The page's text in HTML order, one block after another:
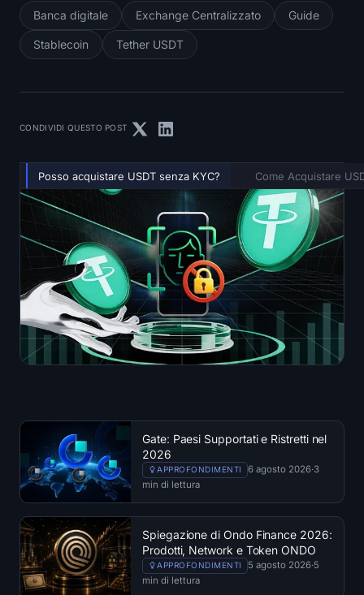
Banca digitale Exchange Centralizzato Guide
Stablecoin Tether USDT
CONDIVIDI QUESTO POST
Posso acquistare USDT senza KYC? Come Acquistare
Gate: Paesi Supportati e Ristretti nel
2026
APPROFONDIMENTI 6 agosto 2026·3
min di lettura
Spiegazione di Ondo Finance 2026:
Prodotti, Network e Token ONDO
APPROFONDIMENTI 5 agosto 2026·5
min di lettura